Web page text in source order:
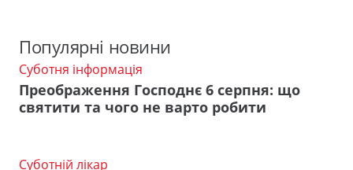
Популярні новини
Суботня інформація
Преображення Господнє 6 серпня: що
святити та чого не варто робити
Суботній лікар